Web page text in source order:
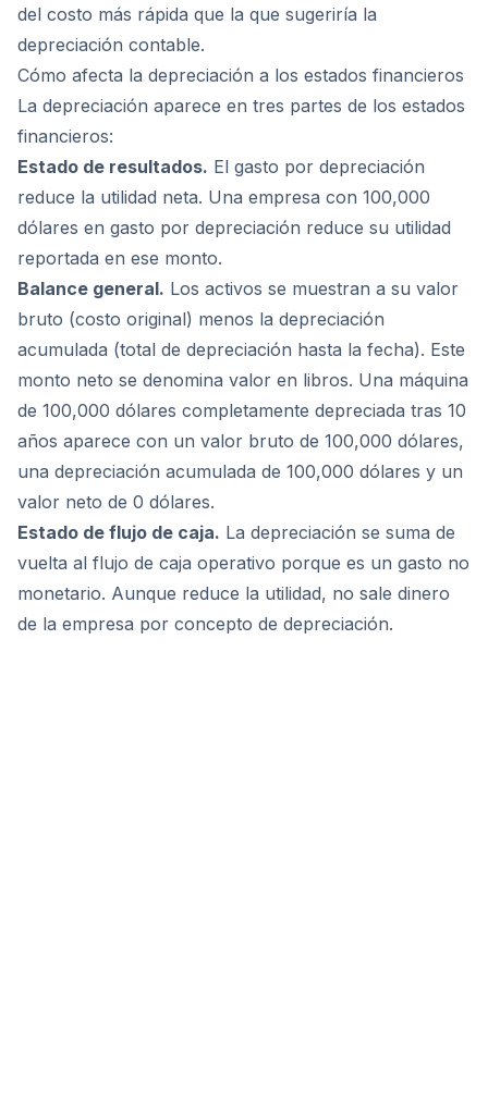
del costo más rápida que la que sugeriría la
depreciación contable.
Cómo afecta la depreciación a los estados financieros
La depreciación aparece en tres partes de los estados
financieros:
Estado de resultados. El gasto por depreciación
reduce la utilidad neta. Una empresa con 100,000
dólares en gasto por depreciación reduce su utilidad
reportada en ese monto.
Balance general. Los activos se muestran a su valor
bruto (costo original) menos la depreciación
acumulada (total de depreciación hasta la fecha). Este
monto neto se denomina valor en libros. Una máquina
de 100,000 dólares completamente depreciada tras 10
años aparece con un valor bruto de 100,000 dólares,
una depreciación acumulada de 100,000 dólares y un
valor neto de 0 dólares.
Estado de flujo de caja. La depreciación se suma de
vuelta al flujo de caja operativo porque es un gasto no
monetario. Aunque reduce la utilidad, no sale dinero
de la empresa por concepto de depreciación.